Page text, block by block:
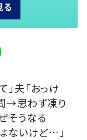
る
」夫「おっけ
→思わず凍り
そうなる
ないけど…」